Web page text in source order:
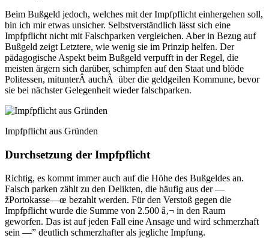
Beim Bußgeld jedoch, welches mit der Impfpflicht einhergehen soll,
bin ich mir etwas unsicher. Selbstverständlich lässt sich eine
Impfpflicht nicht mit Falschparken vergleichen. Aber in Bezug auf
Bußgeld zeigt Letztere, wie wenig sie im Prinzip helfen. Der
pädagogische Aspekt beim Bußgeld verpufft in der Regel, die
meisten ärgern sich darüber, schimpfen auf den Staat und blöde
Politessen, mitunterÂ auchÂ über die geldgeilen Kommune, bevor
sie bei nächster Gelegenheit wieder falschparken.
Impfpflicht aus Gründen
Durchsetzung der Impfpflicht
Richtig, es kommt immer auch auf die Höhe des Bußgeldes an.
Falsch parken zählt zu den Delikten, die häufig aus der —
žPortokasse—œ bezahlt werden. Für den Verstoß gegen die
Impfpflicht wurde die Summe von 2.500 â‚¬ in den Raum
geworfen. Das ist auf jeden Fall eine Ansage und wird schmerzhaft
sein —” deutlich schmerzhafter als jegliche Impfung.